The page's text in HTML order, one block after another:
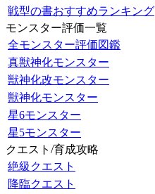
戦型の書おすすめランキング
モンスター評価一覧
全モンスター評価図鑑
真獣神化モンスター
獣神化改モンスター
獣神化モンスター
星6モンスター
星5モンスター
クエスト/育成攻略
絶級クエスト
降臨クエスト